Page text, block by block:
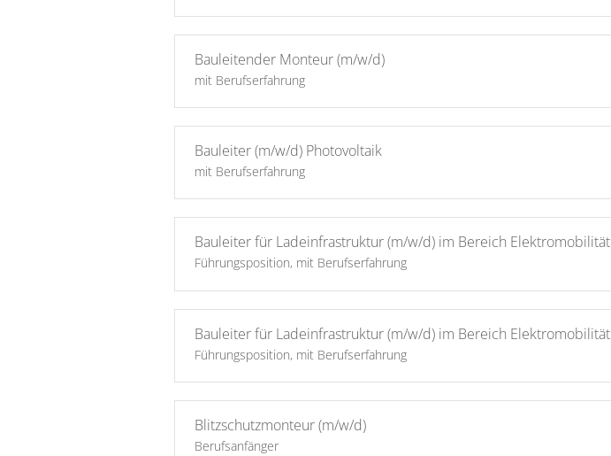
Bauleitender Monteur (m/w/d)
mit Berufserfahrung
Bauleiter (m/w/d) Photovoltaik
mit Berufserfahrung
Bauleiter für Ladeinfrastruktur (m/w/d) im Bereich Elektromobilität
Führungsposition, mit Berufserfahrung
Bauleiter für Ladeinfrastruktur (m/w/d) im Bereich Elektromobilität
Führungsposition, mit Berufserfahrung
Blitzschutzmonteur (m/w/d)
Berufsanfänger